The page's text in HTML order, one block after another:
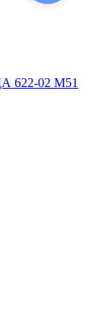
622-02 М51